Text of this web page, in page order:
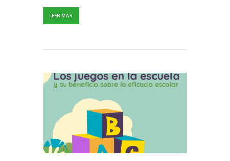
LEER MAS